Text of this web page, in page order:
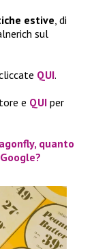
estive , di
sul
QUI.
e QUI per
quanto